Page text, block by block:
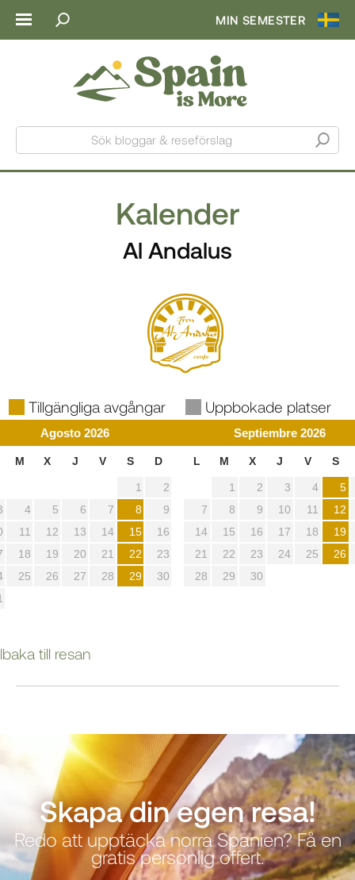
MIN SEMESTER
Sök bloggar & reseförslag
Kalender
Al Andalus
Tillgängliga avgångar Uppbokade platser
Agosto 2026
M X J V S D
1
2
4 5 6 7 8
9
11 12 13 14 15
16
18 19 20 21 22
23
25 26 27 28 29
30
Septiembre 2026
L M X J V S
1 2 3 4
5
7
8 9 10 11
12
14
15 16 17 18
19
21
22 23 24 25
26
28
29 30
till resan
Skapa din egen resa!
Redo att upptäcka norra Spanien? Få en
gratis personlig offert.